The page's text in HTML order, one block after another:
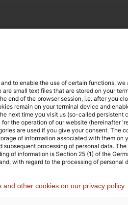
für
to enable the use of certain functions, we
small text files that are stored on your
end of the browser session, i.e. after you
remain on your terminal device and
next time you visit us (so-called persistent
the operation of our website (hereinafter
are used if you give your consent. The
of information associated with them on
processing of personal data.
of information is Section 25 (1) of the
with regard to the processing of personal
other cookies on our privacy policy.